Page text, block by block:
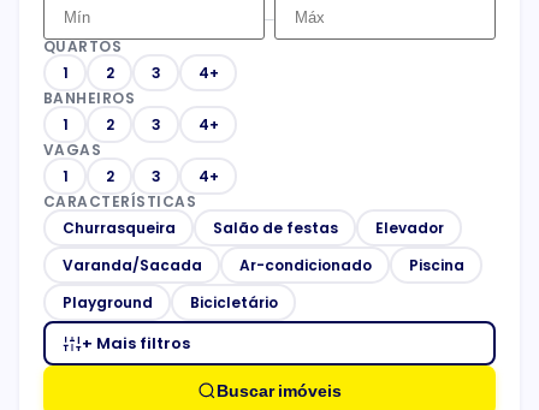
–
QUARTOS
1
2 3
4+
BANHEIROS
1
2 3
4+
VAGAS
1
2 3
4+
CARACTERÍSTICAS
Churrasqueira
Salão de festas
Elevador
Varanda/Sacada
Ar-condicionado
Piscina
Playground
Bicicletário
+ Mais filtros
Buscar imóveis